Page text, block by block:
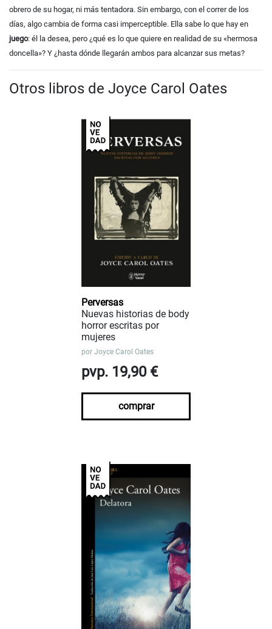
obrero de su hogar, ni más tentadora. Sin embargo, con el correr de los
días, algo cambia de forma casi imperceptible. Ella sabe lo que hay en
juego: él la desea, pero ¿qué es lo que quiere en realidad de su «hermosa
doncella»? Y ¿hasta dónde llegarán ambos para alcanzar sus metas?
Otros libros de Joyce Carol Oates
Perversas
Nuevas historias de body
horror escritas por
mujeres
por Joyce Carol Oates
pvp. 19,90 €
comprar